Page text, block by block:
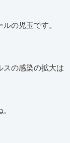
の児玉です。
スの感染の拡大は